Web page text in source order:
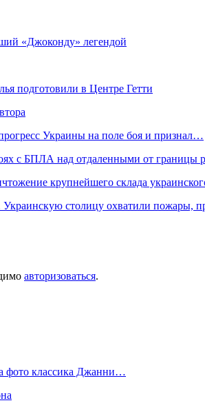
«Джоконду» легендой
подготовили в Центре Гетти
Украины на поле боя и признал…
с БПЛА над отдаленными от границы
крупнейшего склада
Украинскую столицу охватили пожары,
авторизоваться.
фото классика Джанни…